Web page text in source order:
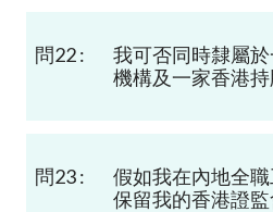
問22 :
我可否同時隸屬
機構及一家香港持
問23 :
假如我在內地全
保留我的香港證監